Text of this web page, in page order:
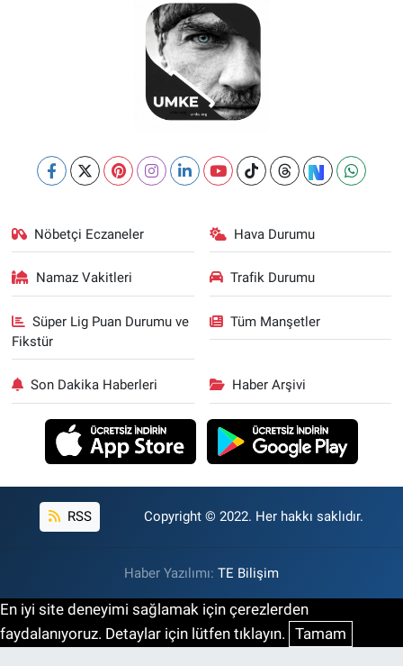
Nöbetçi Eczaneler Hava Durumu
Namaz Vakitleri Trafik Durumu
Süper Lig Puan Durumu ve
Fikstür
Tüm Manşetler
Son Dakika Haberleri Haber Arşivi
RSS Copyright © 2022. Her hakkı saklıdır.
Haber Yazılımı: TE Bilişim
En iyi site deneyimi sağlamak için çerezlerden
faydalanıyoruz. Detaylar için lütfen tıklayın. Tamam